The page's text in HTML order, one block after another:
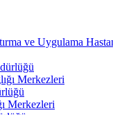
ve Uygulama
Merkezleri
Merkezleri